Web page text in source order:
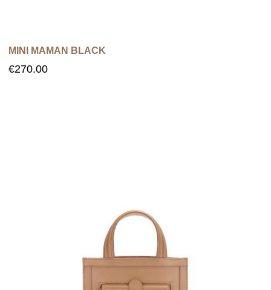
MINI MAMAN BLACK
€270.00